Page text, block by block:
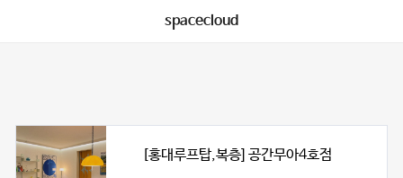
spacecloud
[홍대루프탑,복층] 공간무아4호점